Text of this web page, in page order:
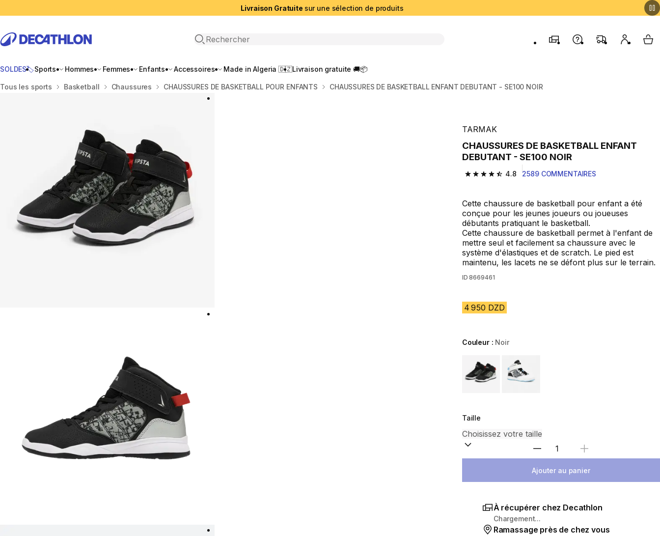
Livraison Gratuite sur une sélection de produits
Recherche ouverte
MagasinsContactez-nous
FAQ Mon My
SOLDES🏷️Sports Hommes Femmes Enfants Accessoires Made in Algeria 🇩🇿Livraison gratuite 🚚📦
Accueil
Tous les sports Basketball Chaussures CHAUSSURES DE BASKETBALL POUR ENFANTS CHAUSSURES DE BASKETBALL ENFANT DEBUTANT - SE100 NOIR
TARMAK
CHAUSSURES DE BASKETBALL ENFANT
DEBUTANT - SE100 NOIR
4.8
4.8 out of 5 stars from 2589 reviews
2589 COMMENTAIRES
Cette chaussure de basketball pour enfant a été
conçue pour les jeunes joueurs ou joueuses
débutants pratiquant le basketball.
Cette chaussure de basketball permet à l'enfant de
mettre seul et facilement sa chaussure avec le
système d'élastiques et de scratch. Le pied est
maintenu, les lacets ne se défont plus sur le terrain.
ID 8669461
4 950 DZD
Couleur : Noir
Choose a variant
Taille
Sélectionnez la quantité
Ajouter au panier
À récupérer chez Decathlon
Chargement...
Ramassage près de chez vous